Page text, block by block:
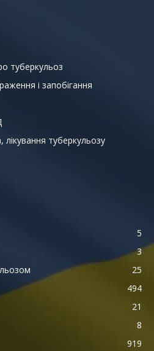
туберкульоз
і запобігання
туберкульозу
5
3
25
494
21
8
919